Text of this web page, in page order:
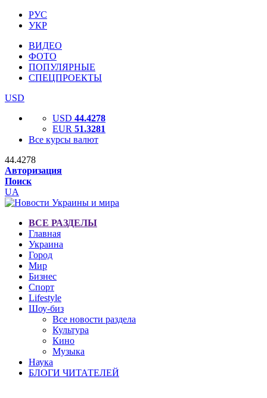
РУС
УКР
ВИДЕО
ФОТО
ПОПУЛЯРНЫЕ
СПЕЦПРОЕКТЫ
USD
USD 44.4278
EUR 51.3281
Все курсы валют
44.4278
Авторизация
Поиск
UA
ВСЕ РАЗДЕЛЫ
Главная
Украина
Город
Мир
Бизнес
Спорт
Lifestyle
Шоу-биз
Все новости раздела
Культура
Кино
Музыка
Наука
БЛОГИ ЧИТАТЕЛЕЙ